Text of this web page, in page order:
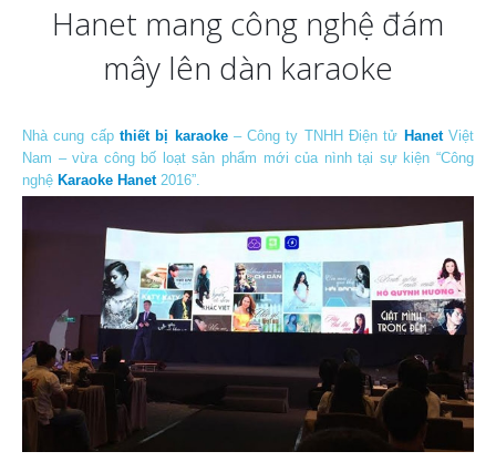
Hanet mang công nghệ đám
mây lên dàn karaoke
Nhà cung cấp thiết bị karaoke– Công ty TNHH Điện tử HanetViệt
Nam – vừa công bố loạt sản phẩm mới của nình tại sự kiện “Công
nghệ Karaoke Hanet2016”.